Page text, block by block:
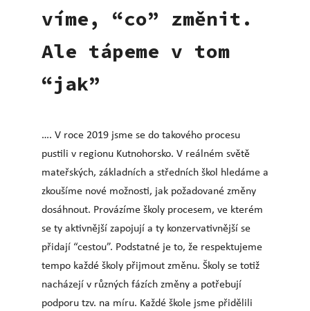
víme, “co” změnit.
Ale tápeme v tom
“jak”
…. V roce 2019 jsme se do takového procesu
pustili v regionu Kutnohorsko. V reálném světě
mateřských, základních a středních škol hledáme a
zkoušíme nové možnosti, jak požadované změny
dosáhnout. Provázíme školy procesem, ve kterém
se ty aktivnější zapojují a ty konzervativnější se
přidají “cestou”. Podstatné je to, že respektujeme
tempo každé školy přijmout změnu. Školy se totiž
nacházejí v různých fázích změny a potřebují
podporu tzv. na míru. Každé škole jsme přidělili